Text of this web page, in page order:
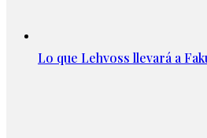
Lo que Lehvoss llevará a